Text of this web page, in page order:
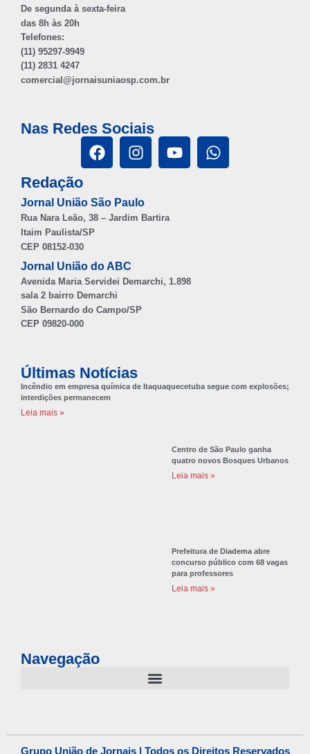
De segunda à sexta-feira
das 8h às 20h
Telefones:
(11) 95297-9949
(11) 2831 4247
comercial@jornaisuniaosp.com.br
Nas Redes Sociais
Redação
Jornal União São Paulo
Rua Nara Leão, 38 – Jardim Bartira
Itaim Paulista/SP
CEP 08152-030
Jornal União do ABC
Avenida Maria Servidei Demarchi, 1.898
sala 2 bairro Demarchi
São Bernardo do Campo/SP
CEP 09820-000
Últimas Notícias
Incêndio em empresa química de Itaquaquecetuba segue com explosões;
interdições permanecem
Leia mais »
Centro de São Paulo ganha
quatro novos Bosques Urbanos
Leia mais »
Prefeitura de Diadema abre
concurso público com 68 vagas
para professores
Leia mais »
Navegação
Grupo União de Jornais | Todos os Direitos Reservados